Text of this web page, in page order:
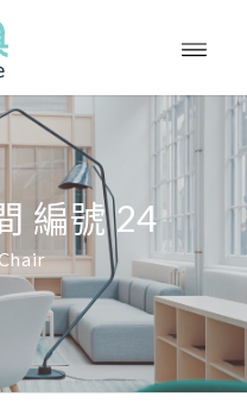
編號 24